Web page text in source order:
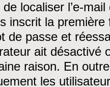
de localiser l’e-
inscrit la première
de passe et
ait désactivé
raison. En
les